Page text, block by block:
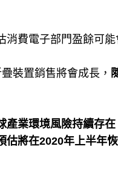
費電子部門盈餘可能
裝置銷售將會成長，
業環境風險持續存
估將在2020年上半年